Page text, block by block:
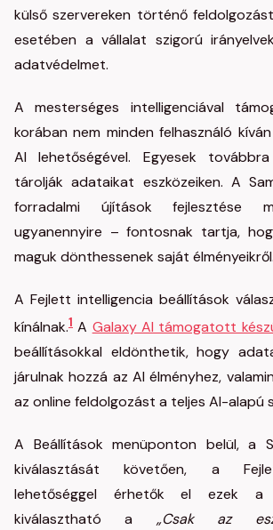
külső szervereken történő
esetében a vállalat szigorú
adatvédelmet.
A mesterséges intelligenciával
korában nem minden felhasználó
AI lehetőségével. Egyesek
tárolják adataikat eszközeiken. A
forradalmi újítások fejlesztése
ugyanennyire – fontosnak tartja,
maguk dönthessenek saját élményeikről.
A Fejlett intelligencia beállítások
kínálnak.1 A Galaxy AI támogatott
beállításokkal eldönthetik, hogy
járulnak hozzá az AI élményhez,
az online feldolgozást a teljes AI-alapú
A Beállítások menüponton belül, a
kiválasztását követően, a
lehetőséggel érhetők el ezek a
kiválasztható a „Csak az